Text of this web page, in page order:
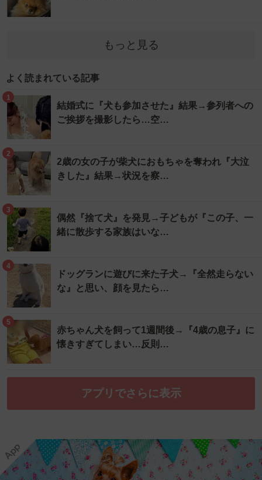
もっと見る
よく読まれている記事
1
結婚式に『犬も参加させた』結果→参列者への
ご挨拶を撮影したら…空…
2
2歳の女の子が柴犬におもちゃを奪われ『大泣
きした』結果→状況を察…
3
偶然『捨て犬』を発見→子どもが『この子、一
緒に散歩する家族はいな…
4
ドッグランに遊びに来た子犬→『全然走らない
な』と思い、顔を見たら…
5
赤ちゃん犬を飼って1週間後→『4歳の息子』に
懐きすぎてしまい…反則…
アプリでさらに表示